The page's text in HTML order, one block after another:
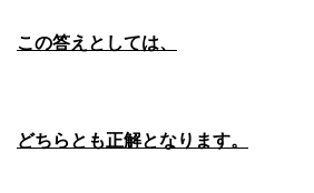
この答えとしては、
どちらとも正解となります。